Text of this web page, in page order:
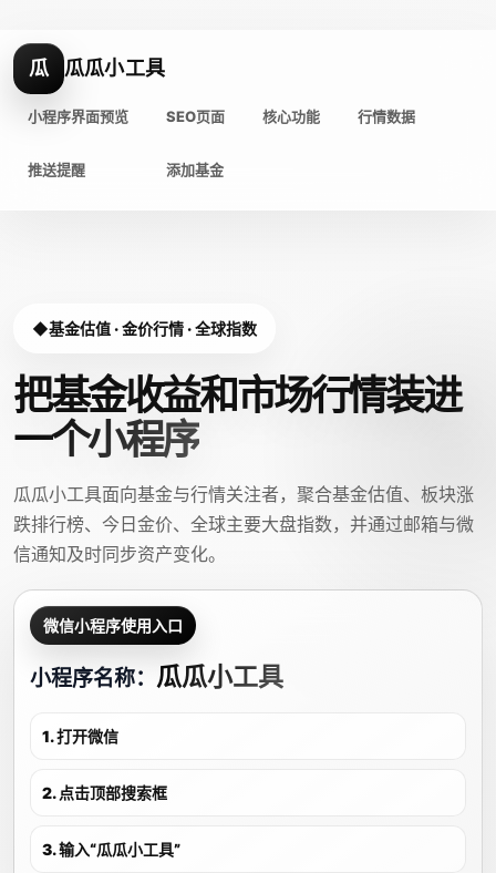
瓜 瓜瓜小工具
小程序界面预览 SEO页面 核心功能 行情数据
推送提醒 添加基金
基金估值 · 金价行情 · 全球指数
把基金收益和市场行情装进
一个小程序
瓜瓜小工具面向基金与行情关注者，聚合基金估值、板块涨
跌排行榜、今日金价、全球主要大盘指数，并通过邮箱与微
信通知及时同步资产变化。
微信小程序使用入口
小程序名称： 瓜瓜小工具
1. 打开微信
2. 点击顶部搜索框
3. 输入“瓜瓜小工具”